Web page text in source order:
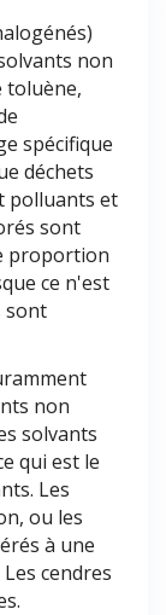
non
toluène,
spécifique
déchets
polluants et
sont
proportion
ce n'est
sont
non
solvants
qui est le
Les
ou les
à une
cendres